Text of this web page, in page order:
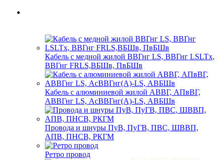
Кабель с медной жилой ВВГнг LS, ВВГнг LSLTx,
ВВГнг FRLS,ВБШв, ПвБШв
Кабель с алюминиевой жилой АВВГ, АПвВГ,
АВВГнг LS, АсВВГнг(А)-LS, АВБШв
Провода и шнуры ПуВ, ПуГВ, ПВС, ШВВП,
АПВ, ПНСВ, РКГМ
Ретро провод